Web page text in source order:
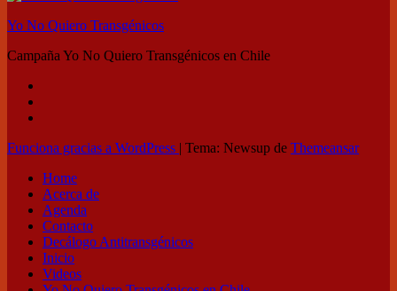
Yo No Quiero Transgénicos
Campaña Yo No Quiero Transgénicos en Chile
Funciona gracias a WordPress | Tema: Newsup de Themeansar
Home
Acerca de
Agenda
Contacto
Decálogo Antitransgénicos
Inicio
Videos